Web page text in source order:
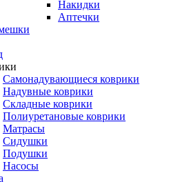
Накидки
Аптечки
Самонадувающиеся коврики
Надувные коврики
Складные коврики
Полиуретановые коврики
Матрасы
Сидушки
Подушки
Насосы